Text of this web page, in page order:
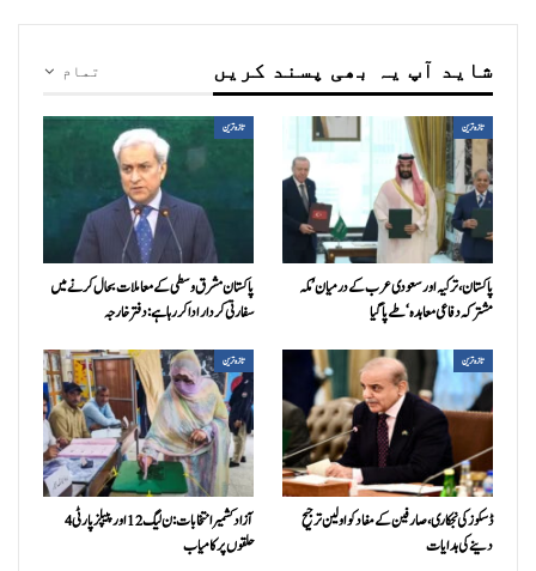
تمام شاید آپ یہ بھی پسند کریں
تازہ ترین
پاکستان، ترکیہ اور سعودی عرب کے درمیان ’مکہ
مشترکہ دفاعی معاہدہ‘ طے پا گیا
تازہ ترین
پاکستان مشرق وسطی کے معاملات بحال کرنے میں
سفارتی کردار ادا کررہا ہے: دفتر خارجہ
تازہ ترین
ڈسکوز کی نجکاری،صارفین کے مفاد کو اولین ترجیح
دینے کی ہدایات
تازہ ترین
آزاد کشمیر انتخابات:ن ليگ 12 اور پیپلزپارٹی 4
حلقوں پر کامیاب